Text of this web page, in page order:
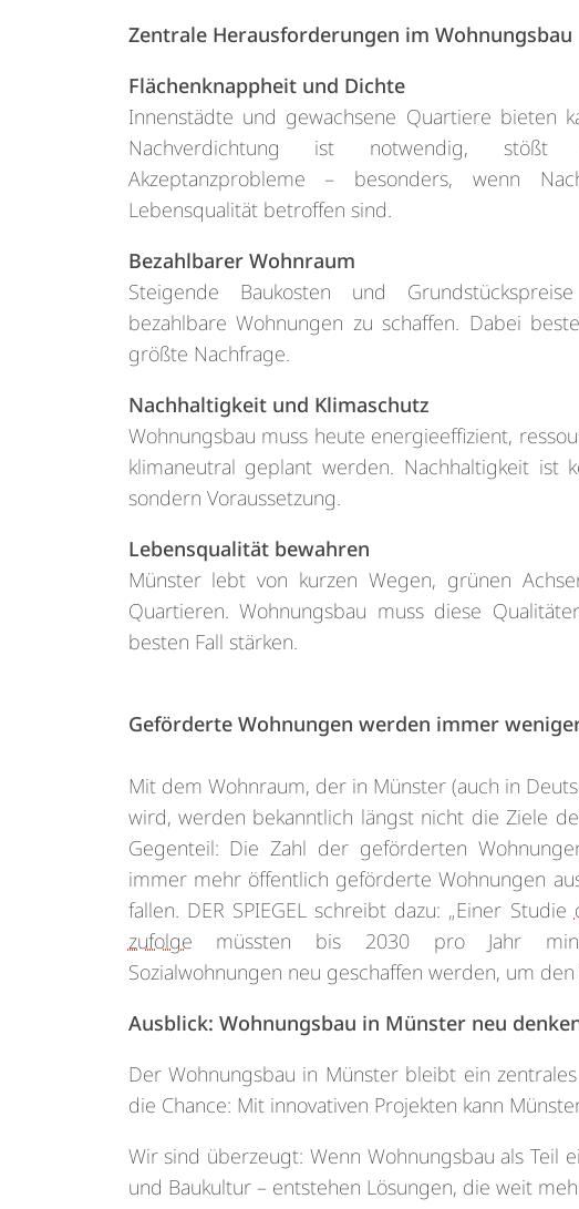
Zentrale Herausforderungen im Wohnungsbau
Flächenknappheit und Dichte
Innenstädte und gewachsene Quartiere bieten
Nachverdichtung ist notwendig,
Akzeptanzprobleme – besonders, wenn
Lebensqualität betroffen sind.
Bezahlbarer Wohnraum
Steigende Baukosten und
bezahlbare Wohnungen zu schaffen. Dabei
größte Nachfrage.
Nachhaltigkeit und Klimaschutz
Wohnungsbau muss heute energieeffizient,
klimaneutral geplant werden. Nachhaltigkeit ist
sondern Voraussetzung.
Lebensqualität bewahren
Münster lebt von kurzen Wegen, grünen
Quartieren. Wohnungsbau muss diese
besten Fall stärken.
Geförderte Wohnungen werden immer
Mit dem Wohnraum, der in Münster (auch in
wird, werden bekanntlich längst nicht die Ziele
Gegenteil: Die Zahl der geförderten
immer mehr öffentlich geförderte Wohnungen
fallen. DER SPIEGEL schreibt dazu: „Einer Studie
zufolge müssten bis 2030 pro Jahr
Sozialwohnungen neu geschaffen werden, um den
Ausblick: Wohnungsbau in Münster neu
Der Wohnungsbau in Münster bleibt ein
die Chance: Mit innovativen Projekten kann
Wir sind überzeugt: Wenn Wohnungsbau als Teil
und Baukultur – entstehen Lösungen, die weit